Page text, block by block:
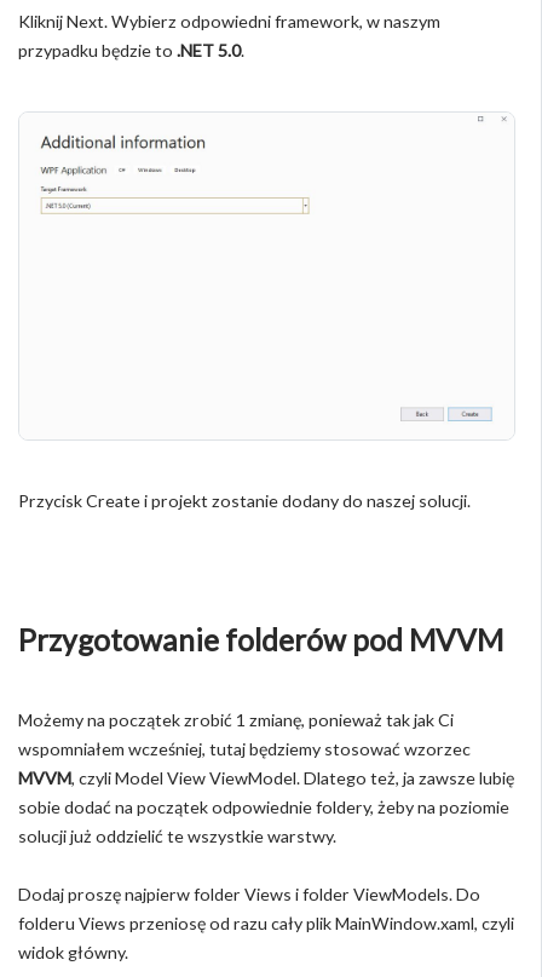
Kliknij Next. Wybierz odpowiedni framework, w naszym
przypadku będzie to .NET 5.0.
Przycisk Create i projekt zostanie dodany do naszej solucji.
Przygotowanie folderów pod MVVM
Możemy na początek zrobić 1 zmianę, ponieważ tak jak Ci
wspomniałem wcześniej, tutaj będziemy stosować wzorzec
MVVM, czyli Model View ViewModel. Dlatego też, ja zawsze lubię
sobie dodać na początek odpowiednie foldery, żeby na poziomie
solucji już oddzielić te wszystkie warstwy.
Dodaj proszę najpierw folder Views i folder ViewModels. Do
folderu Views przeniosę od razu cały plik MainWindow.xaml, czyli
widok główny.